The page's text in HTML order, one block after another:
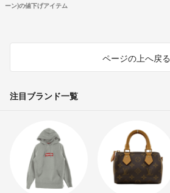
ーン)の値下げアイテム
ページの上へ戻る
注目ブランド一覧